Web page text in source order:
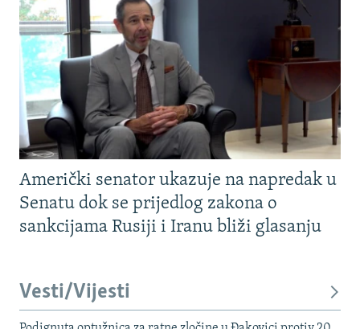
Američki senator ukazuje na napredak u
Senatu dok se prijedlog zakona o
sankcijama Rusiji i Iranu bliži glasanju
Vesti/Vijesti